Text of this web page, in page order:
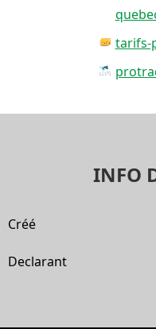
tarifs-
INFO
Créé
Declarant